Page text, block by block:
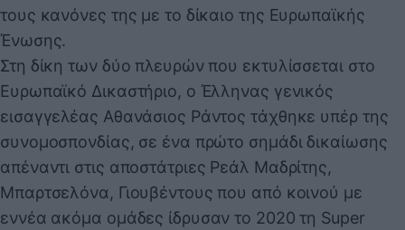
τους κανόνες της με το δίκαιο της Ευρωπαϊκής
Ένωσης.
Στη δίκη των δύο πλευρών που εκτυλίσσεται στο
Ευρωπαϊκό Δικαστήριο, ο Έλληνας γενικός
εισαγγελέας Αθανάσιος Ράντος τάχθηκε υπέρ της
συνομοσπονδίας, σε ένα πρώτο σημάδι δικαίωσης
απέναντι στις αποστάτριες Ρεάλ Μαδρίτης,
Μπαρτσελόνα, Γιουβέντους που από κοινού με
εννέα ακόμα ομάδες ίδρυσαν το 2020 τη Super